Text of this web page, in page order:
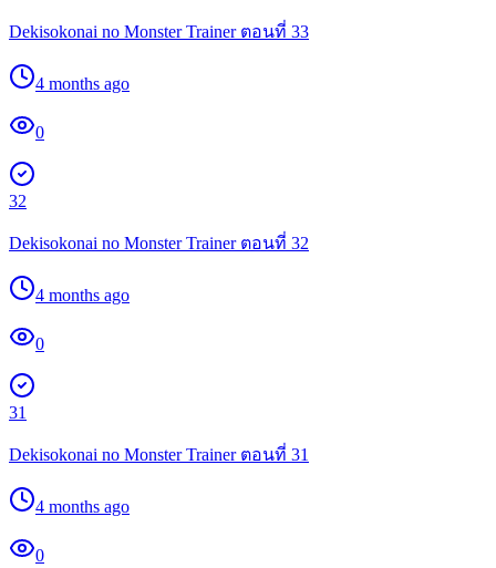
Dekisokonai no Monster Trainer ตอนที่ 33
4 months ago
0
32
Dekisokonai no Monster Trainer ตอนที่ 32
4 months ago
0
31
Dekisokonai no Monster Trainer ตอนที่ 31
4 months ago
0